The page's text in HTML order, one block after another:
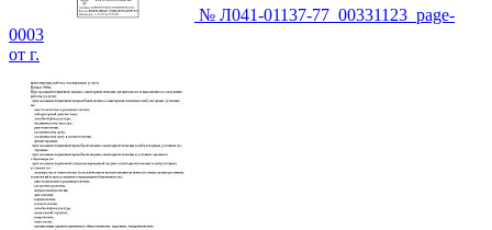
№ Л041-01137-77_00331123_page-
0003
от г.